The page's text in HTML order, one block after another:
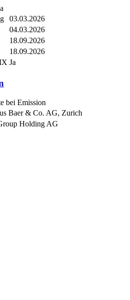
03.03.2026
04.03.2026
18.09.2026
18.09.2026
Ja
bei Emission
Baer & Co. AG, Zurich
Holding AG